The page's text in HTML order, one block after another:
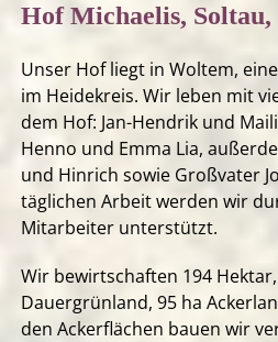
Hof Michaelis,
Unser Hof liegt in Woltem,
im Heidekreis. Wir leben mit
dem Hof: Jan-Hendrik und
Henno und Emma Lia,
und Hinrich sowie Großvater
täglichen Arbeit werden wir
Mitarbeiter unterstützt.
Wir bewirtschaften 194
Dauergrünland, 95 ha
den Ackerflächen bauen wir